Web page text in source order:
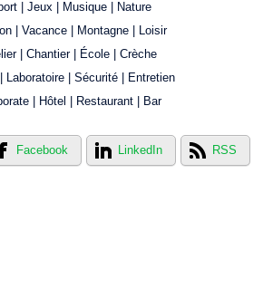
| Jeux | Musique | Nature
| Vacance | Montagne | Loisir
| Chantier | École | Crèche
Laboratoire | Sécurité | Entretien
| Hôtel | Restaurant | Bar
Facebook LinkedIn RSS